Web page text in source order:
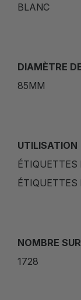
BLANC
DIAMÈTRE
85MM
UTILISATION
ÉTIQUETTES
ÉTIQUETTES
NOMBRE
1728